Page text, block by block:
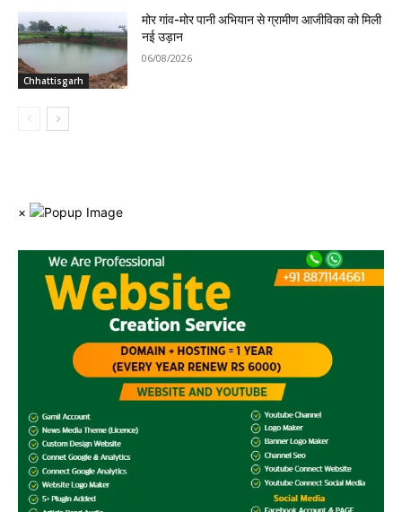
Chhattisgarh
मोर गांव-मोर पानी अभियान से ग्रामीण आजीविका को मिली
नई उड़ान
06/08/2026
×